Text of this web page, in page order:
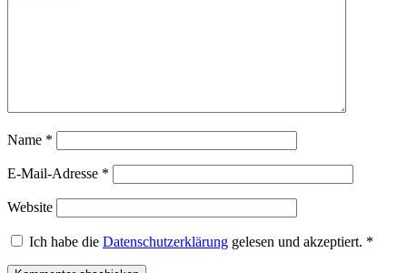
Name *
E-Mail-Adresse *
Website
Ich habe die Datenschutzerklärung gelesen und akzeptiert. *